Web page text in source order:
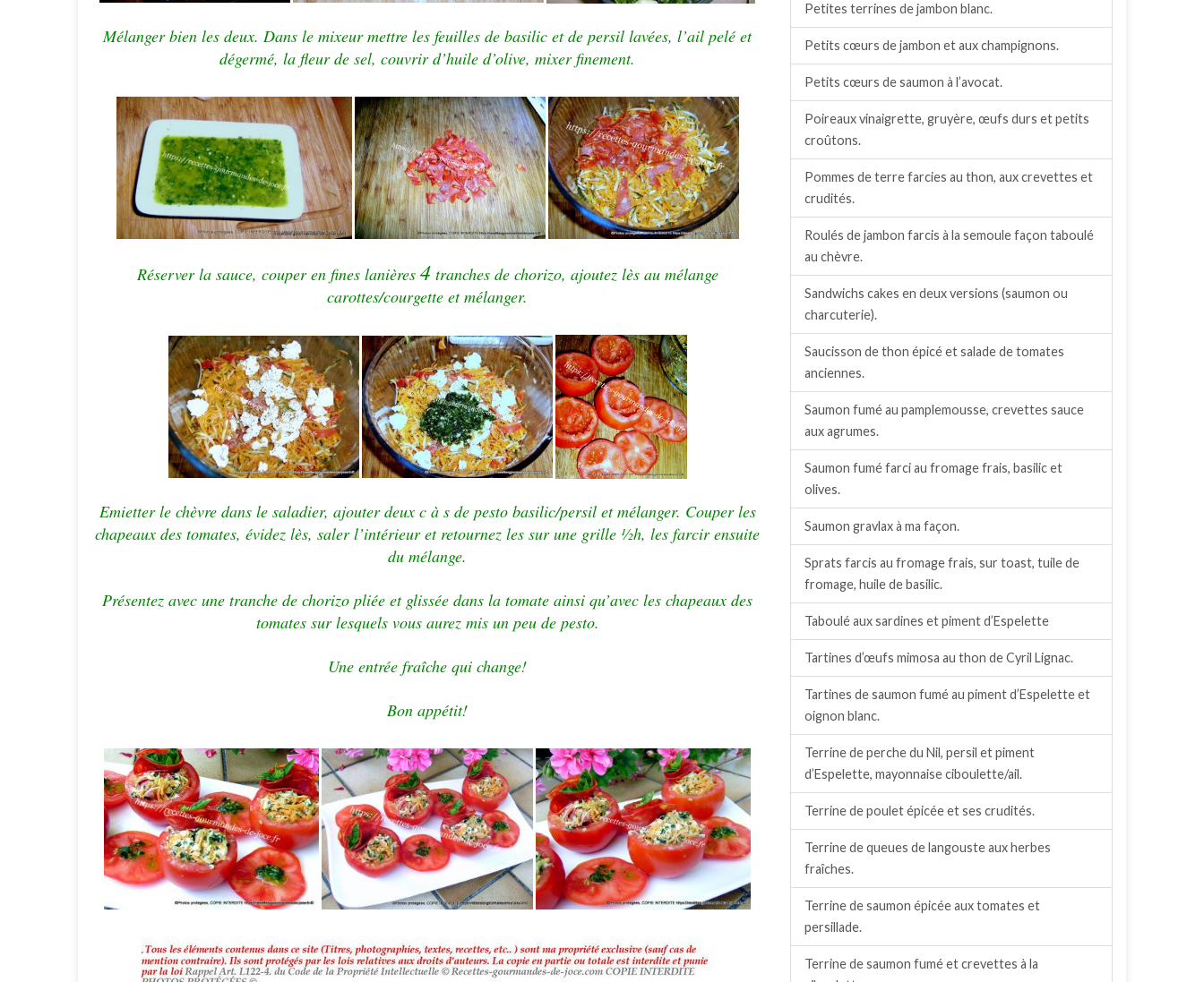
Mélanger bien les deux. Dans le mixeur mettre les feuilles de basilic et de persil lavées, l’ail pelé et
dégermé, la fleur de sel, couvrir d’huile d’olive, mixer finement.
Réserver la sauce, couper en fines lanières 4tranches de chorizo, ajoutez lès au mélange
carottes/courgette et mélanger.
Emietter le chèvre dans le saladier, ajouter deux c à s de pesto basilic/persil et mélanger. Couper les
chapeaux des tomates, évidez lès, saler l’intérieur et retournez les sur une grille ½h, les farcir ensuite
du mélange.
Présentez avec une tranche de chorizo pliée et glissée dans la tomate ainsi qu’avec les chapeaux des
tomates sur lesquels vous aurez mis un peu de pesto.
Une entrée fraîche qui change!
Bon appétit!
Petites terrines de jambon blanc.
Petits cœurs de jambon et aux champignons.
Petits cœurs de saumon à l’avocat.
Poireaux vinaigrette, gruyère, œufs durs et petits
croûtons.
Pommes de terre farcies au thon, aux crevettes et
crudités.
Roulés de jambon farcis à la semoule façon taboulé
au chèvre.
Sandwichs cakes en deux versions (saumon ou
charcuterie).
Saucisson de thon épicé et salade de tomates
anciennes.
Saumon fumé au pamplemousse, crevettes sauce
aux agrumes.
Saumon fumé farci au fromage frais, basilic et
olives.
Saumon gravlax à ma façon.
Sprats farcis au fromage frais, sur toast, tuile de
fromage, huile de basilic.
Taboulé aux sardines et piment d’Espelette
Tartines d’œufs mimosa au thon de Cyril Lignac.
Tartines de saumon fumé au piment d’Espelette et
oignon blanc.
Terrine de perche du Nil, persil et piment
d’Espelette, mayonnaise ciboulette/ail.
Terrine de poulet épicée et ses crudités.
Terrine de queues de langouste aux herbes
fraîches.
Terrine de saumon épicée aux tomates et
persillade.
Terrine de saumon fumé et crevettes à la